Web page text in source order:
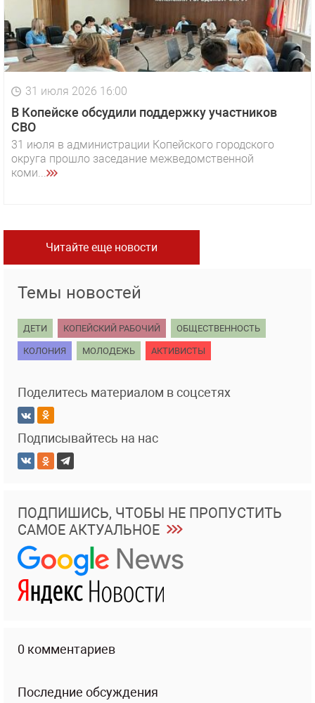
31 июля 2026 16:00
В Копейске обсудили поддержку участников
СВО
31 июля в администрации Копейского городского
округа прошло заседание межведомственной
коми...
Читайте еще новости
Темы новостей
ДЕТИ КОПЕЙСКИЙ РАБОЧИЙ ОБЩЕСТВЕННОСТЬ
КОЛОНИЯ МОЛОДЕЖЬ АКТИВИСТЫ
Поделитесь материалом в соцсетях
Подписывайтесь на нас
ПОДПИШИСЬ, ЧТОБЫ НЕ ПРОПУСТИТЬ
САМОЕ АКТУАЛЬНОЕ
0 комментариев
Последние обсуждения